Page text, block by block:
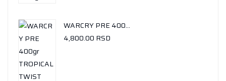
WARCRY PRE 400GR TROPICAL TWIST
4,800.00 RSD